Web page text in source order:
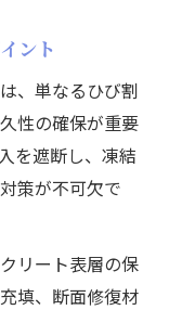
ント
、単なるひび割
性の確保が重要
を遮断し、凍結
策が不可欠で
リート表層の保
填、断面修復材